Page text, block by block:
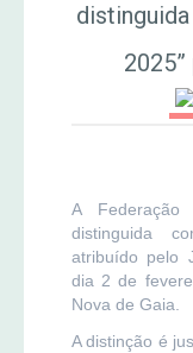
A
distinguida
atribuído pelo
dia 2 de
Nova de Gaia.
A distinção é